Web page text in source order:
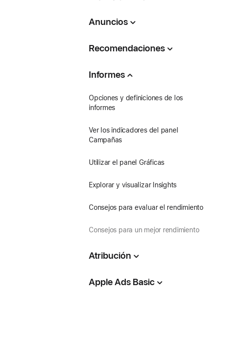
Anuncios
Recomendaciones
Informes
Opciones y definiciones de los
informes
Ver los indicadores del panel
Campañas
Utilizar el panel Gráficas
Explorar y visualizar Insights
Consejos para evaluar el rendimiento
Consejos para un mejor rendimiento
Atribución
Apple Ads Basic